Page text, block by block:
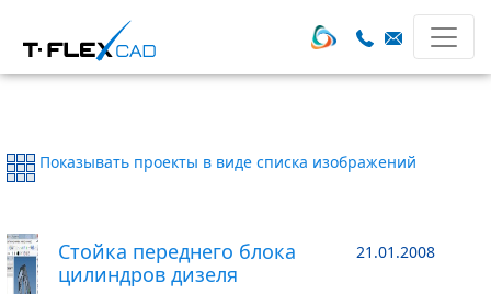
Показывать проекты в виде списка изображений
Стойка переднего блока
цилиндров дизеля
21.01.2008